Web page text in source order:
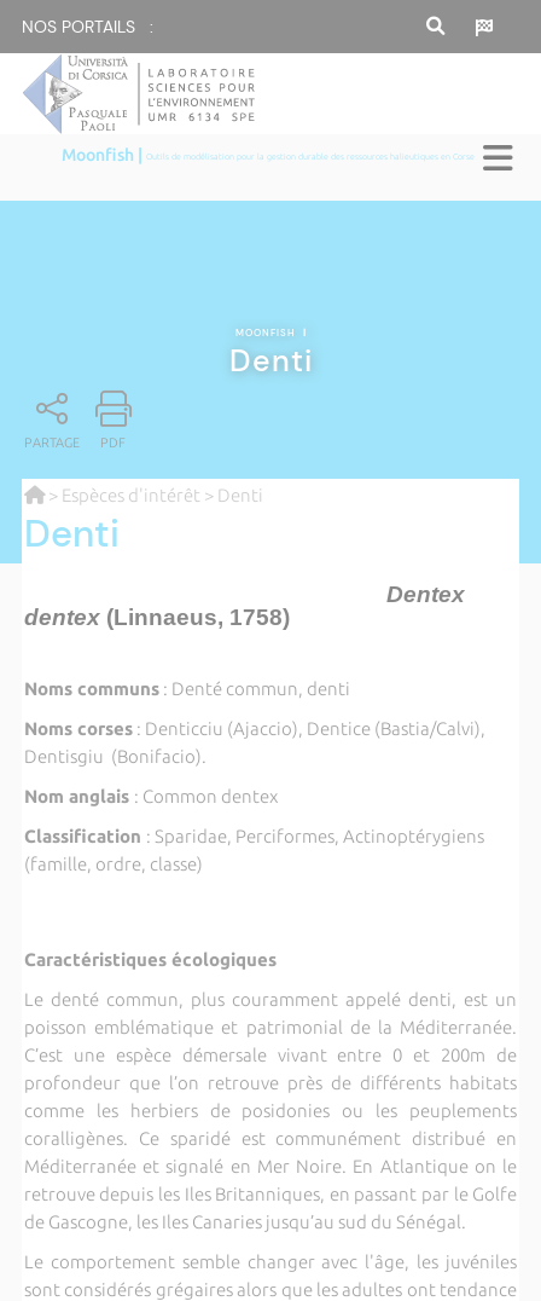
NOS PORTAILS :
Moonfish |Outils de modélisation pour la gestion durable des ressources halieutiques en Corse
MOONFISH |
Denti
PARTAGE PDF
> Espèces d'intérêt > Denti
Denti
Dentex
dentex(Linnaeus, 1758)
Noms communs: Denté commun, denti
Noms corses: Denticciu (Ajaccio), Dentice (Bastia/Calvi),
Dentisgiu (Bonifacio).
Nom anglais : Common dentex
Classification : Sparidae, Perciformes, Actinoptérygiens
(famille, ordre, classe)
Caractéristiques écologiques
Le denté commun, plus couramment appelé denti, est un
poisson emblématique et patrimonial de la Méditerranée.
C’est une espèce démersale vivant entre 0 et 200m de
profondeur que l’on retrouve près de différents habitats
comme les herbiers de posidonies ou les peuplements
coralligènes. Ce sparidé est communément distribué en
Méditerranée et signalé en Mer Noire. En Atlantique on le
retrouve depuis les Iles Britanniques, en passant par le Golfe
de Gascogne, les Iles Canaries jusqu’au sud du Sénégal.
Le comportement semble changer avec l'âge, les juvéniles
sont considérés grégaires alors que les adultes ont tendance